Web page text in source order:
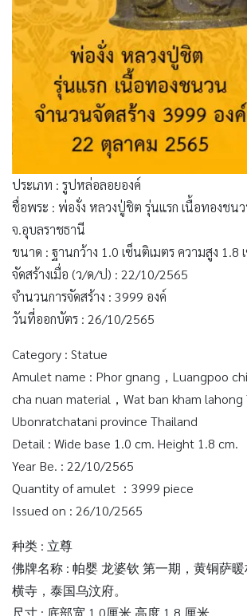
ประเภท : รูปหล่อลอยองค์
ชื่อพระ : พ่องั่ง หลวงปู่ชิต รุ่นแรก เนื้อทองชน
จ.อุบลราชธานี
ขนาด : ฐานกว้าง 1.0 เซ็นติเมตร ความสูง 1.8
จัดสร้างเมื่อ (ว/ด/ป) : 22/10/2565
จำนวนการจัดสร้าง : 3999 องค์
วันที่ออกบัตร : 26/10/2565
Category : Statue
Amulet name : Phor gnang，Luangpoo
cha nuan material，Wat ban kham lahong
Ubonratchatani province Thailand
Detail : Wide base 1.0 cm. Height 1.8 cm.
Year Be. : 22/10/2565
Quantity of amulet ：3999 piece
Issued on : 26/10/2565
种类 : 立尊
佛牌名称 : 帕婴 龙婆钦 第一期，黄铜萨
横寺，泰国乌汶府。
尺寸 : 底部宽 1.0厘米 高度 1.8 厘米